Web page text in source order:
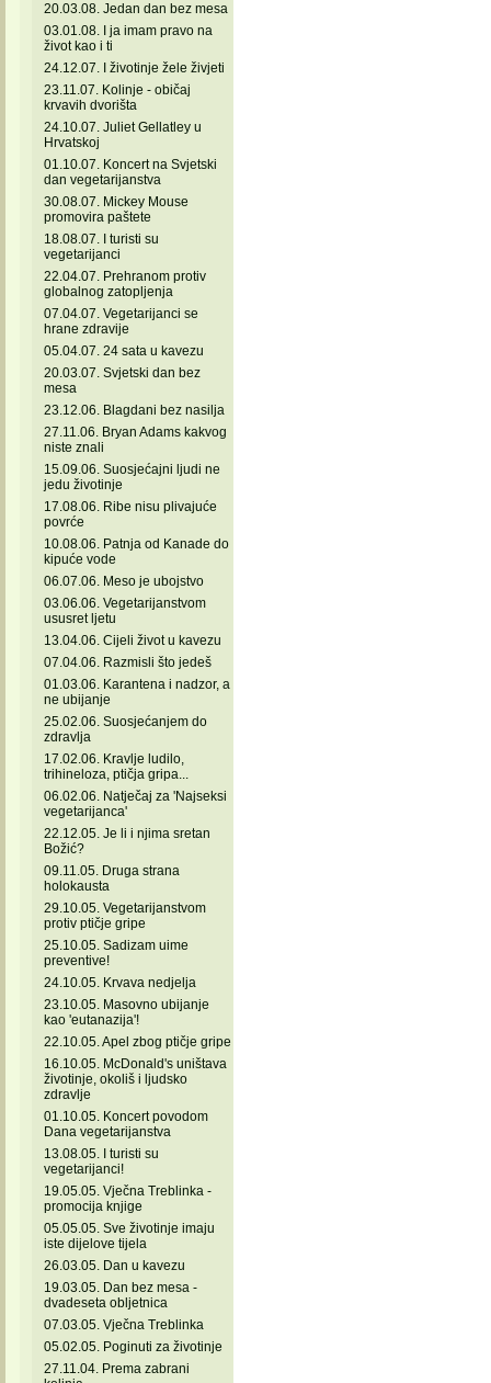
20.03.08. Jedan dan bez mesa
03.01.08. I ja imam pravo na
život kao i ti
24.12.07. I životinje žele živjeti
23.11.07. Kolinje - običaj
krvavih dvorišta
24.10.07. Juliet Gellatley u
Hrvatskoj
01.10.07. Koncert na Svjetski
dan vegetarijanstva
30.08.07. Mickey Mouse
promovira paštete
18.08.07. I turisti su
vegetarijanci
22.04.07. Prehranom protiv
globalnog zatopljenja
07.04.07. Vegetarijanci se
hrane zdravije
05.04.07. 24 sata u kavezu
20.03.07. Svjetski dan bez
mesa
23.12.06. Blagdani bez nasilja
27.11.06. Bryan Adams kakvog
niste znali
15.09.06. Suosjećajni ljudi ne
jedu životinje
17.08.06. Ribe nisu plivajuće
povrće
10.08.06. Patnja od Kanade do
kipuće vode
06.07.06. Meso je ubojstvo
03.06.06. Vegetarijanstvom
ususret ljetu
13.04.06. Cijeli život u kavezu
07.04.06. Razmisli što jedeš
01.03.06. Karantena i nadzor, a
ne ubijanje
25.02.06. Suosjećanjem do
zdravlja
17.02.06. Kravlje ludilo,
trihineloza, ptičja gripa...
06.02.06. Natječaj za 'Najseksi
vegetarijanca'
22.12.05. Je li i njima sretan
Božić?
09.11.05. Druga strana
holokausta
29.10.05. Vegetarijanstvom
protiv ptičje gripe
25.10.05. Sadizam uime
preventive!
24.10.05. Krvava nedjelja
23.10.05. Masovno ubijanje
kao 'eutanazija'!
22.10.05. Apel zbog ptičje gripe
16.10.05. McDonald's uništava
životinje, okoliš i ljudsko
zdravlje
01.10.05. Koncert povodom
Dana vegetarijanstva
13.08.05. I turisti su
vegetarijanci!
19.05.05. Vječna Treblinka -
promocija knjige
05.05.05. Sve životinje imaju
iste dijelove tijela
26.03.05. Dan u kavezu
19.03.05. Dan bez mesa -
dvadeseta obljetnica
07.03.05. Vječna Treblinka
05.02.05. Poginuti za životinje
27.11.04. Prema zabrani